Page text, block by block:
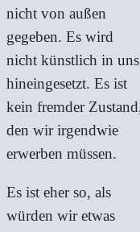
nicht von außen
gegeben. Es wird
nicht künstlich in uns
hineingesetzt. Es ist
kein fremder
den wir irgendwie
erwerben müssen.
Es ist eher so, als
würden wir etwas